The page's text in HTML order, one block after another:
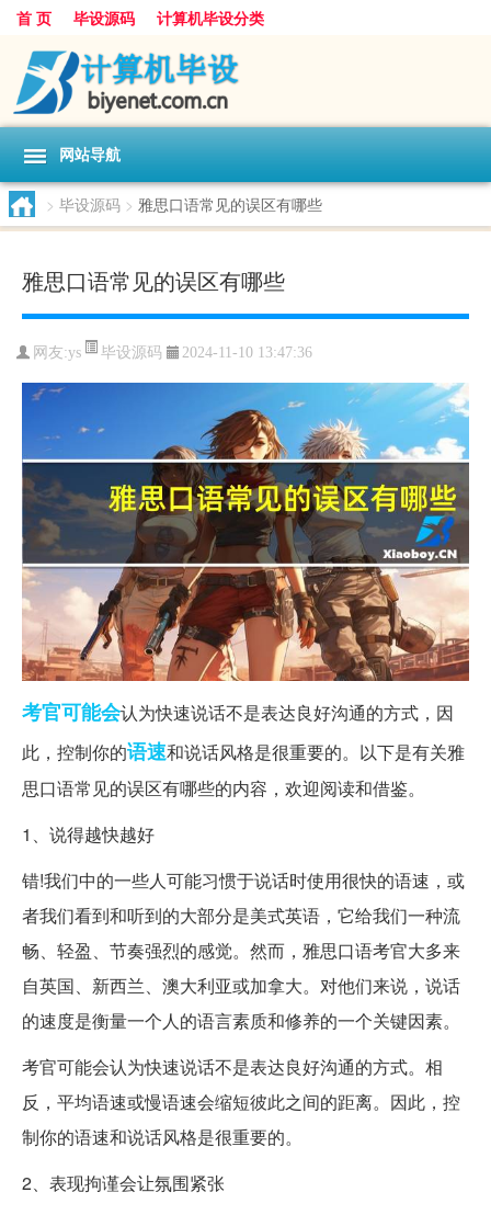
首 页 毕设源码 计算机毕设分类
网站导航
> 毕设源码 > 雅思口语常见的误区有哪些
雅思口语常见的误区有哪些
网友:ys 毕设源码 2024-11-10 13:47:36
考官可能会认为快速说话不是表达良好沟通的方式，因
此，控制你的语速和说话风格是很重要的。以下是有关雅
思口语常见的误区有哪些的内容，欢迎阅读和借鉴。
1、说得越快越好
错!我们中的一些人可能习惯于说话时使用很快的语速，或
者我们看到和听到的大部分是美式英语，它给我们一种流
畅、轻盈、节奏强烈的感觉。然而，雅思口语考官大多来
自英国、新西兰、澳大利亚或加拿大。对他们来说，说话
的速度是衡量一个人的语言素质和修养的一个关键因素。
考官可能会认为快速说话不是表达良好沟通的方式。相
反，平均语速或慢语速会缩短彼此之间的距离。因此，控
制你的语速和说话风格是很重要的。
2、表现拘谨会让氛围紧张